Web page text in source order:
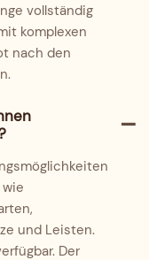
vollständig
komplexen
nach den
und Leisten.
Der